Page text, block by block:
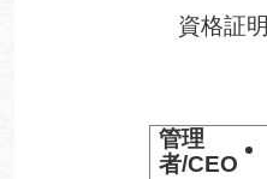
資格証明
管理
者/CEO